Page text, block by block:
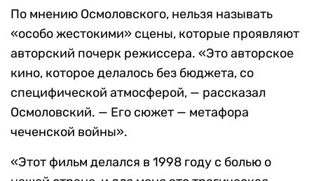
По мнению Осмоловского, нельзя называть
«особо жестокими» сцены, которые проявляют
авторский почерк режиссера. «Это авторское
кино, которое делалось без бюджета, со
специфической атмосферой, — рассказал
Осмоловский. — Его сюжет — метафора
чеченской войны».
«Этот фильм делался в 1998 году с болью о